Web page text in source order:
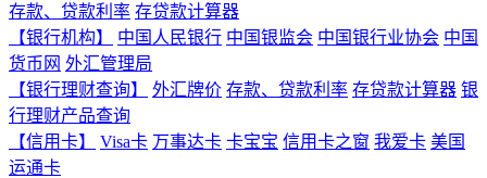
存款、贷款利率 存贷款计算器
【银行机构】
中国人民银行 中国银监会 中国银行业协会 中国
货币网 外汇管理局
【银行理财查询】
外汇牌价 存款、贷款利率 存贷款计算器 银
行理财产品查询
【信用卡】
Visa卡 万事达卡 卡宝宝 信用卡之窗 我爱卡 美国
运通卡